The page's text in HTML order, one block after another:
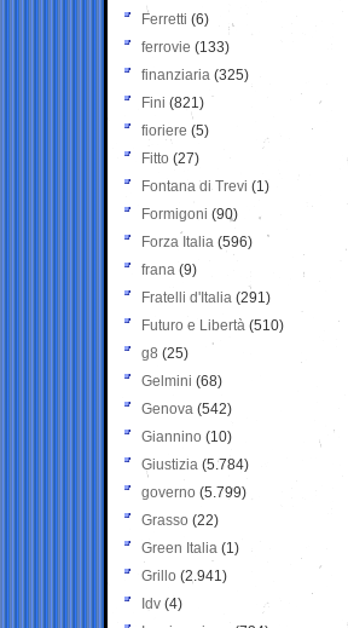
Ferretti (6)
ferrovie (133)
finanziaria (325)
Fini (821)
fioriere (5)
Fitto (27)
Fontana di Trevi (1)
Formigoni (90)
Forza Italia (596)
frana (9)
Fratelli d'Italia (291)
Futuro e Libertà (510)
g8 (25)
Gelmini (68)
Genova (542)
Giannino (10)
Giustizia (5.784)
governo (5.799)
Grasso (22)
Green Italia (1)
Grillo (2.941)
Idv (4)